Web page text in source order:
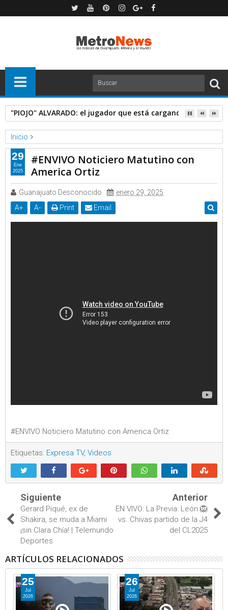
"PIOJO" ALVARADO: el jugador que está cargando con
Inicio
Expresa TV
Videos
#ENVIVO Noticiero Matutino con America Ortiz
#ENVIVO Noticiero Matutino con
America Ortiz
Guanajuato Desconocido
enero 29, 2025
A+ A- Print Email
#ENVIVO Noticiero Matutino con America Ortiz
Etiquetas: Expresa TV, Videos
29
Ene
2025
Siguiente
Gerard Piqué, ex de
Shakira, se muda a Miami
¡sin Clara Chía! | Telemundo
Deportes
Anterior
EN VIVO: La Previa: León 🦁
vs. Chivas partido de la J4
del CL2025
ARTÍCULOS RELACIONADOS
25
Jul
2026
26
Jul
2026